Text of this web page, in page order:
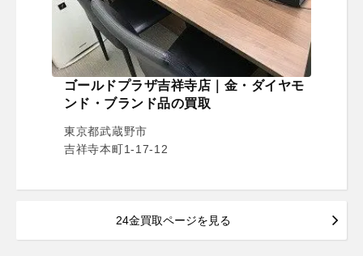
ゴールドプラザ吉祥寺店｜金・ダイヤモ
ンド・ブランド品の買取
東京都武蔵野市
吉祥寺本町1-17-12
24金買取ページを見る